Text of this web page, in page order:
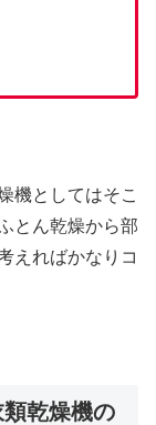
機としてはそこ
とん乾燥から部
えればかなりコ
乾燥機の